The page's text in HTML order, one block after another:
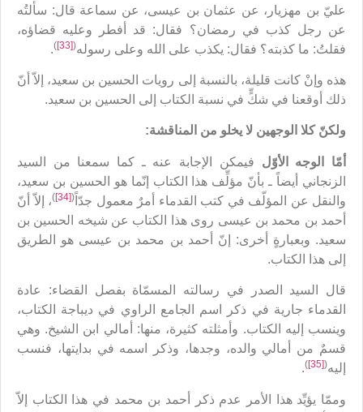
عليّ بن مهزيار، عن عثمان بن عيسى، عن سماعة قال: سألتُه
عن رجل كذب في رمضان؟ فقال: قد أفطر وعليه قضاؤه،
فقلتُ: ما كذبته؟ فقال: يكذب على الله وعلى رسوله(
[33]
)
.
هذه وإنْ كانت قليلة، بالنسبة إلى رويات الحسين بن سعيد، إلاّ أنّ
ذلك أوقعنا في شكٍّ في نسبة الكتاب إلى الحسين بن سعيد.
ولكنّ كلا الوجهين لا يخلو من المناقشة:
أمّا الوجه الأوّل فيمكن الإجابة عنه ـ كما سمعنا من السيد
الزنجاني أيضاً ـ بأنّ مؤلِّف هذا الكتاب إنّما هو الحسين بن سعيد،
والنقل عن المؤلّف في كتب القدماء أمرٌ معمول جدّاً (
[34]
)، إلاّ أنّ
أحمد بن محمد بن عيسى روى هذا الكتاب عن شيخه الحسين بن
سعيد. وبعبارةٍ أخرى: إنّ أحمد بن محمد بن عيسى هو الطريق
إلى هذا الكتاب.
قال السيد الصدر في رسالته المسمّاة ب‍فصل القضاء: عادة
القدماء جارية في ذكر اسم الجامع الراوي في ديباجة الكتاب،
وينسب إليه الكتاب. وأمثلته كثيرة، منها: أمالي ابن الشيخ. وهي
قسمٌ من أمالي والده، وجدها، وذكر اسمه في بدايتها، فنسب
إليه(
[35]
)
.
وممّا يؤيِّد هذا الأمر عدم ذكر أحمد بن محمد في هذا الكتاب إلاّ